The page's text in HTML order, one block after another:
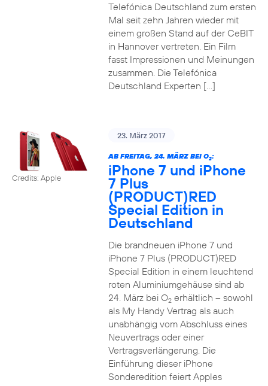
Telefónica Deutschland zum ersten
Mal seit zehn Jahren wieder mit
einem großen Stand auf der CeBIT
in Hannover vertreten. Ein Film
fasst Impressionen und Meinungen
zusammen. Die Telefónica
Deutschland Experten […]
Credits: Apple
23. März 2017
AB FREITAG, 24. MÄRZ BEI O2:
iPhone 7 und iPhone
7 Plus
(PRODUCT)RED
Special Edition in
Deutschland
Die brandneuen iPhone 7 und
iPhone 7 Plus (PRODUCT)RED
Special Edition in einem leuchtend
roten Aluminiumgehäuse sind ab
24. März bei O2erhältlich – sowohl
als My Handy Vertrag als auch
unabhängig vom Abschluss eines
Neuvertrags oder einer
Vertragsverlängerung. Die
Einführung dieser iPhone
Sonderedition feiert Apples